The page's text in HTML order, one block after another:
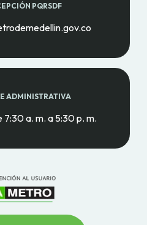
PQRSDF
ADMINISTRATIVA
7:30 a. m. a 5:30 p. m.